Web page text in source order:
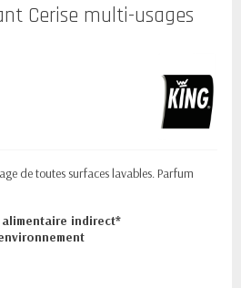
Cerise multi-usages
de toutes surfaces lavables. Parfum
indirect*